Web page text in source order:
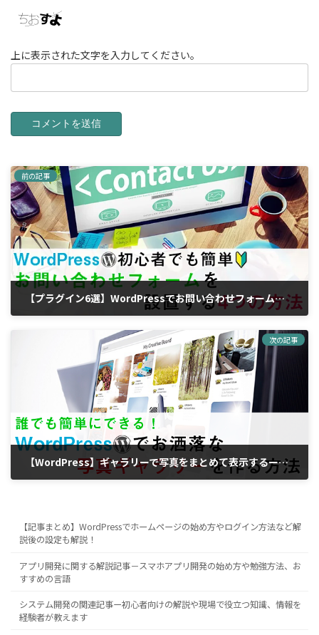
上に表示された文字を入力してください。
前の記事
【プラグイン6選】WordPressでお問い合わせフォームを作る方法－注意点に気を付けよう！
次の記事
【WordPress】ギャラリーで写真をまとめて表示するーお洒落にできるプラグインも紹介
【記事まとめ】WordPressでホームページの始め方やログイン方法など解
説後の設定も解説！
アプリ開発に関する解説記事－スマホアプリ開発の始め方や勉強方法、お
すすめの言語
システム開発の関連記事ー初心者向けの解説や現場で役立つ知識、情報を
経験者が教えます